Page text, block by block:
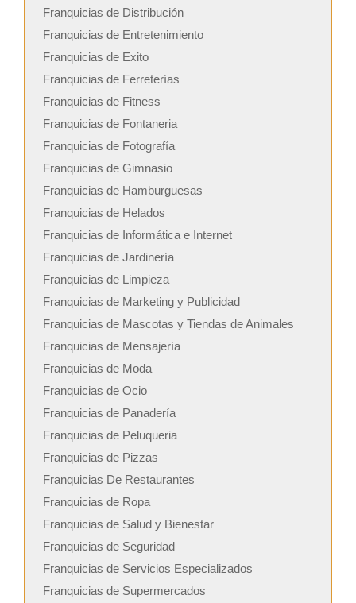
Franquicias de Distribución
Franquicias de Entretenimiento
Franquicias de Exito
Franquicias de Ferreterías
Franquicias de Fitness
Franquicias de Fontaneria
Franquicias de Fotografía
Franquicias de Gimnasio
Franquicias de Hamburguesas
Franquicias de Helados
Franquicias de Informática e Internet
Franquicias de Jardinería
Franquicias de Limpieza
Franquicias de Marketing y Publicidad
Franquicias de Mascotas y Tiendas de Animales
Franquicias de Mensajería
Franquicias de Moda
Franquicias de Ocio
Franquicias de Panadería
Franquicias de Peluqueria
Franquicias de Pizzas
Franquicias De Restaurantes
Franquicias de Ropa
Franquicias de Salud y Bienestar
Franquicias de Seguridad
Franquicias de Servicios Especializados
Franquicias de Supermercados